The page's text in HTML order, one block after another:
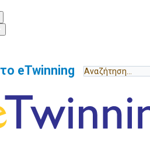
eTwinning